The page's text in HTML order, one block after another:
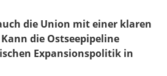
die Union mit einer klaren
die Ostseepipeline
Expansionspolitik in